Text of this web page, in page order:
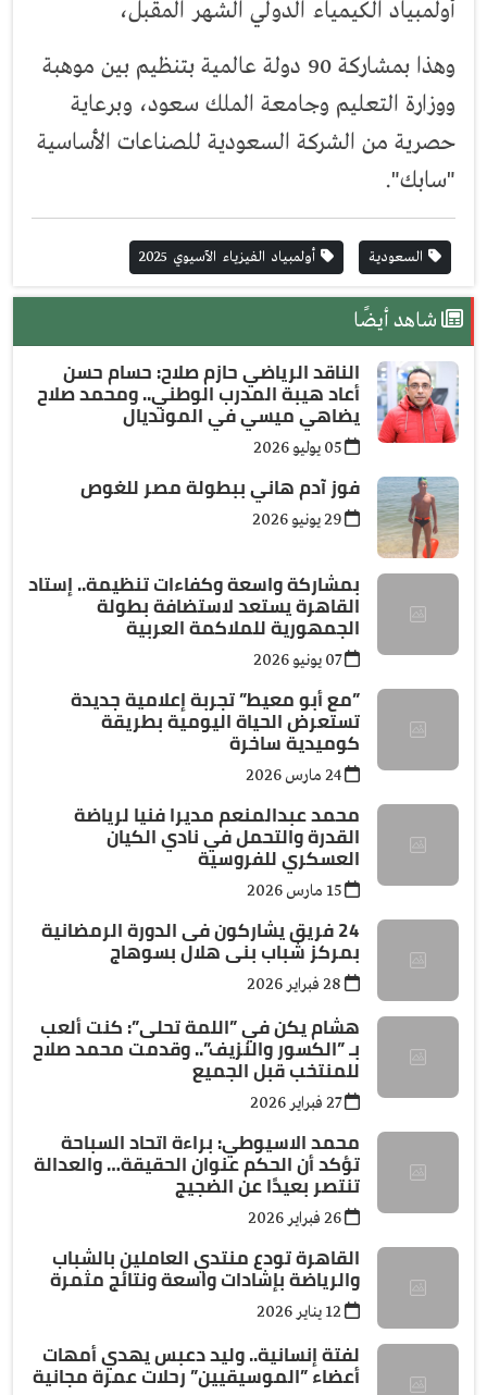
أولمبياد الكيمياء الدولي الشهر المقبل،
وهذا بمشاركة 90 دولة عالمية بتنظيم بين موهبة
ووزارة التعليم وجامعة الملك سعود، وبرعاية
حصرية من الشركة السعودية للصناعات الأساسية
"سابك".
السعودية أولمبياد الفيزياء الآسيوي 2025
شاهد أيضًا
الناقد الرياضي حازم صلاح: حسام حسن
أعاد هيبة المدرب الوطني.. ومحمد صلاح
يضاهي ميسي في المونديال
فوز آدم هاني ببطولة مصر للغوص
بمشاركة واسعة وكفاءات تنظيمة.. إستاد
القاهرة يستعد لاستضافة بطولة
الجمهورية للملاكمة العربية
07 يونيو 2026
”مع أبو معيط” تجربة إعلامية جديدة
تستعرض الحياة اليومية بطريقة
كوميدية ساخرة
محمد عبدالمنعم مديرا فنيا لرياضة
القدرة والتحمل في نادي الكيان
العسكري للفروسية
24 فريق يشاركون فى الدورة الرمضانية
بمركز شباب بنى هلال بسوهاج
هشام يكن في ”اللمة تحلى”: كنت ألعب
بـ ”الكسور والنزيف”.. وقدمت محمد صلاح
للمنتخب قبل الجميع
27 فبراير 2026
محمد الاسيوطي: براءة اتحاد السباحة
تؤكد أن الحكم عنوان الحقيقة… والعدالة
تنتصر بعيدًا عن الضجيج
القاهرة تودع منتدي العاملين بالشباب
والرياضة بإشادات واسعة ونتائج مثمرة
لفتة إنسانية.. وليد دعبس يهدي أمهات
أعضاء ”الموسيقيين” رحلات عمرة مجانية